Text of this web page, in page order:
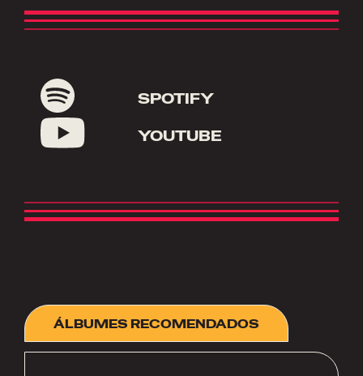
SPOTIFY
YOUTUBE
ÁLBUMES RECOMENDADOS